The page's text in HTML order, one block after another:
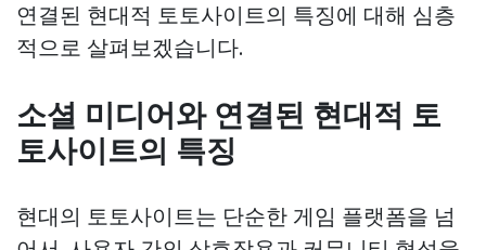
연결된 현대적 토토사이트의 특징에 대해 심층
적으로 살펴보겠습니다.
소셜 미디어와 연결된 현대적 토
토사이트의 특징
현대의 토토사이트는 단순한 게임 플랫폼을 넘